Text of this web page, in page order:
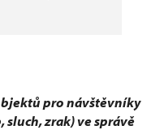
pro návštěvníky
zrak) ve správě